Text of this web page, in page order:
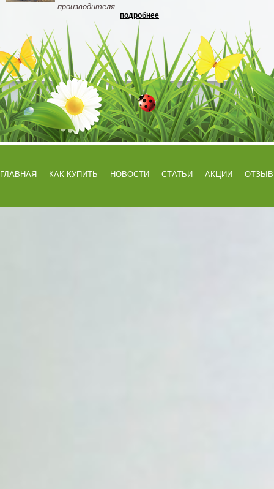
производителя
подробнее
ГЛАВНАЯ КАК КУПИТЬ НОВОСТИ СТАТЬИ АКЦИИ